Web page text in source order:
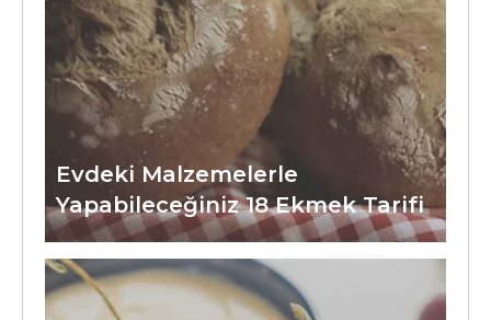
Evdeki Malzemelerle
Yapabileceğiniz 18 Ekmek Tarifi